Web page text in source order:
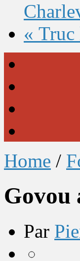
« Truc
Home /
Govou
Par